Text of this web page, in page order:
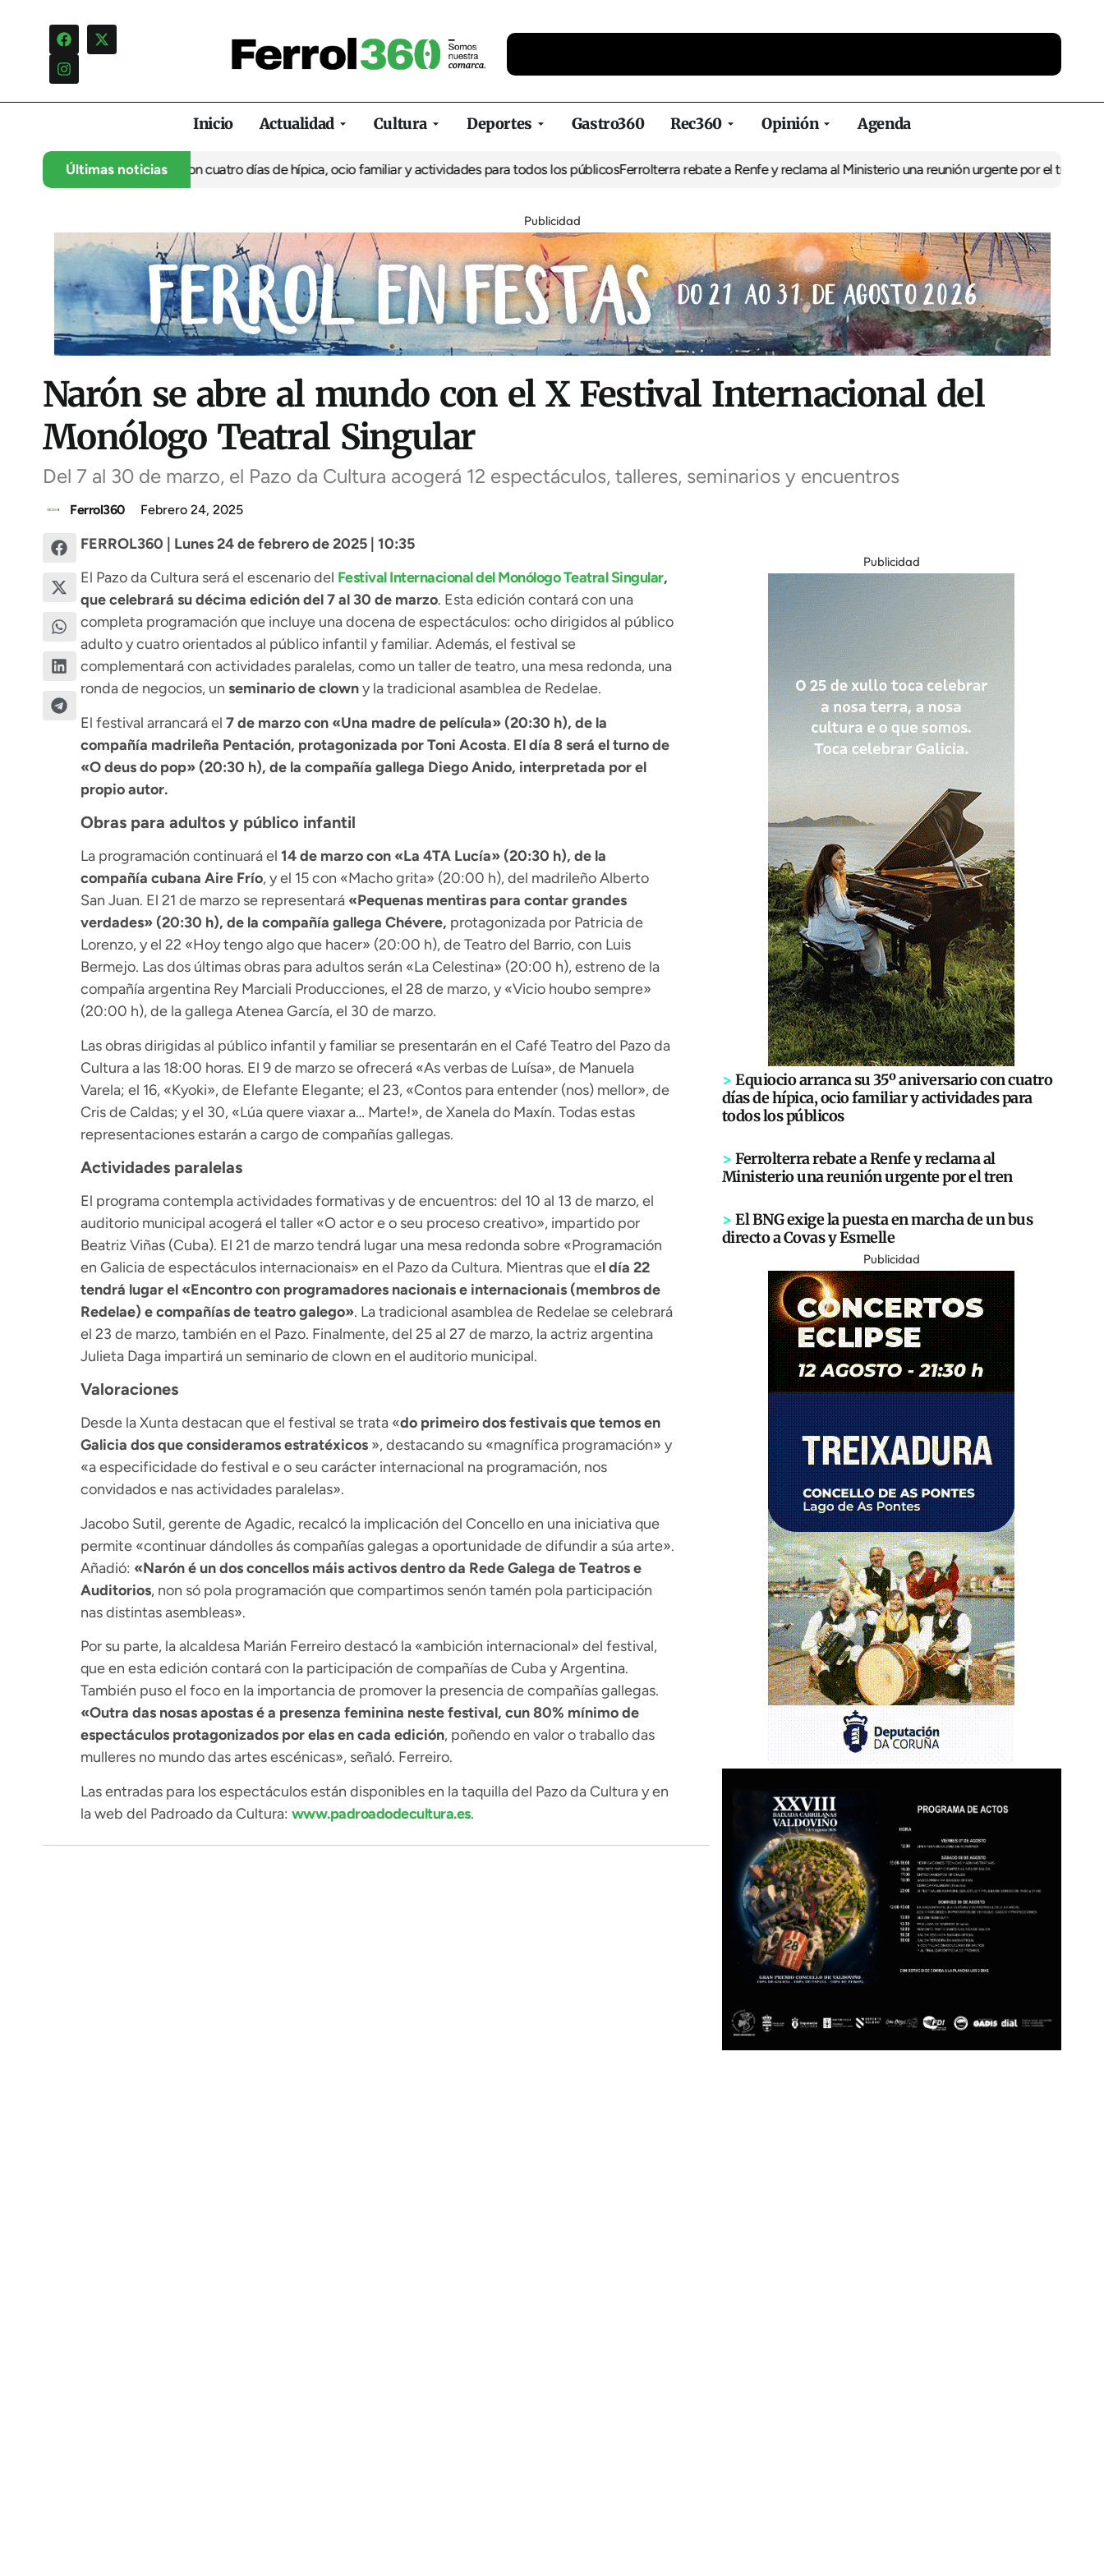
Inicio Actualidad Cultura Deportes Gastro360 Rec360 Opinión Agenda
Últimas noticias
su 35º aniversario con cuatro días de hípica, ocio familiar y actividades para todos los públicosFerrolterra rebate a Renfe y reclama al Ministerio una reunión urgente por el trenEl BNG
Publicidad
Narón se abre al mundo con el X Festival Internacional del
Monólogo Teatral Singular
Del 7 al 30 de marzo, el Pazo da Cultura acogerá 12 espectáculos, talleres, seminarios y encuentros
Ferrol360 Febrero 24, 2025
FERROL360 | Lunes 24 de febrero de 2025 | 10:35
El Pazo da Cultura será el escenario del Festival Internacional del Monólogo Teatral Singular,
que celebrará su décima edición del 7 al 30 de marzo. Esta edición contará con una
completa programación que incluye una docena de espectáculos: ocho dirigidos al público
adulto y cuatro orientados al público infantil y familiar. Además, el festival se
complementará con actividades paralelas, como un taller de teatro, una mesa redonda, una
ronda de negocios, un seminario de clowny la tradicional asamblea de Redelae.
El festival arrancará el 7 de marzo con «Una madre de película» (20:30 h), de la
compañía madrileña Pentación, protagonizada por Toni Acosta. El día 8 será el turno de
«O deus do pop» (20:30 h), de la compañía gallega Diego Anido, interpretada por el
propio autor.
Obras para adultos y público infantil
La programación continuará el 14 de marzo con «La 4TA Lucía» (20:30 h), de la
compañía cubana Aire Frío, y el 15 con «Macho grita» (20:00 h), del madrileño Alberto
San Juan. El 21 de marzo se representará «Pequenas mentiras para contar grandes
verdades» (20:30 h), de la compañía gallega Chévere, protagonizada por Patricia de
Lorenzo, y el 22 «Hoy tengo algo que hacer» (20:00 h), de Teatro del Barrio, con Luis
Bermejo. Las dos últimas obras para adultos serán «La Celestina» (20:00 h), estreno de la
compañía argentina Rey Marciali Producciones, el 28 de marzo, y «Vicio houbo sempre»
(20:00 h), de la gallega Atenea García, el 30 de marzo.
Las obras dirigidas al público infantil y familiar se presentarán en el Café Teatro del Pazo da
Cultura a las 18:00 horas. El 9 de marzo se ofrecerá «As verbas de Luísa», de Manuela
Varela; el 16, «Kyoki», de Elefante Elegante; el 23, «Contos para entender (nos) mellor», de
Cris de Caldas; y el 30, «Lúa quere viaxar a… Marte!», de Xanela do Maxín. Todas estas
representaciones estarán a cargo de compañías gallegas.
Actividades paralelas
El programa contempla actividades formativas y de encuentros: del 10 al 13 de marzo, el
auditorio municipal acogerá el taller «O actor e o seu proceso creativo», impartido por
Beatriz Viñas (Cuba). El 21 de marzo tendrá lugar una mesa redonda sobre «Programación
en Galicia de espectáculos internacionais» en el Pazo da Cultura. Mientras que el día 22
tendrá lugar el «Encontro con programadores nacionais e internacionais (membros de
Redelae) e compañías de teatro galego». La tradicional asamblea de Redelae se celebrará
el 23 de marzo, también en el Pazo. Finalmente, del 25 al 27 de marzo, la actriz argentina
Julieta Daga impartirá un seminario de clown en el auditorio municipal.
Valoraciones
Desde la Xunta destacan que el festival se trata «do primeiro dos festivais que temos en
Galicia dos que consideramos estratéxicos », destacando su «magnífica programación» y
«a especificidade do festival e o seu carácter internacional na programación, nos
convidados e nas actividades paralelas».
Jacobo Sutil, gerente de Agadic, recalcó la implicación del Concello en una iniciativa que
permite «continuar dándolles ás compañías galegas a oportunidade de difundir a súa arte».
Añadió: «Narón é un dos concellos máis activos dentro da Rede Galega de Teatros e
Auditorios, non só pola programación que compartimos senón tamén pola participación
nas distintas asembleas».
Por su parte, la alcaldesa Marián Ferreiro destacó la «ambición internacional» del festival,
que en esta edición contará con la participación de compañías de Cuba y Argentina.
También puso el foco en la importancia de promover la presencia de compañías gallegas.
«Outra das nosas apostas é a presenza feminina neste festival, cun 80% mínimo de
espectáculos protagonizados por elas en cada edición, poñendo en valor o traballo das
mulleres no mundo das artes escénicas», señaló. Ferreiro.
Las entradas para los espectáculos están disponibles en la taquilla del Pazo da Cultura y en
la web del Padroado da Cultura: www.padroadodecultura.es.
Publicidad
> Equiocio arranca su 35º aniversario con cuatro
días de hípica, ocio familiar y actividades para
todos los públicos
> Ferrolterra rebate a Renfe y reclama al
Ministerio una reunión urgente por el tren
> El BNG exige la puesta en marcha de un bus
directo a Covas y Esmelle
Publicidad